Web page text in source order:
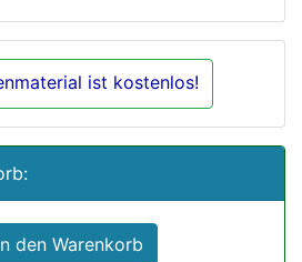
ist kostenlos!
den Warenkorb